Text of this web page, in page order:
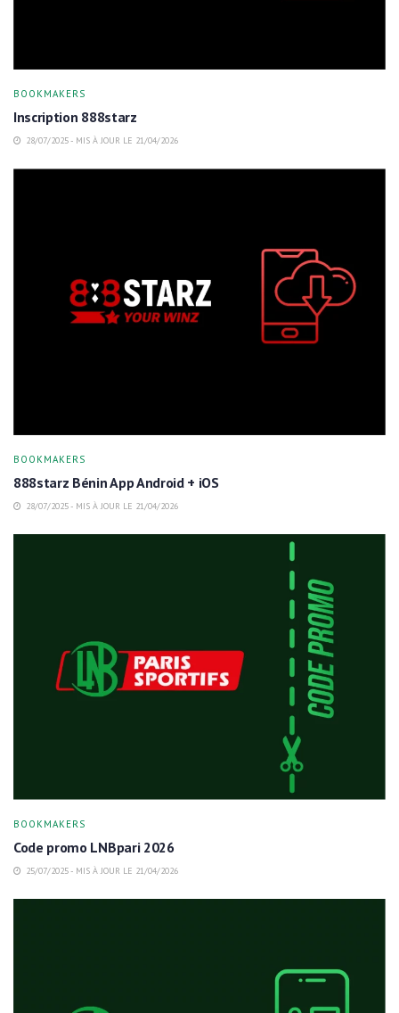
BOOKMAKERS
Inscription 888starz
28/07/2025 - MIS À JOUR LE 21/04/2026
BOOKMAKERS
888starz Bénin App Android + iOS
28/07/2025 - MIS À JOUR LE 21/04/2026
BOOKMAKERS
Code promo LNBpari 2026
25/07/2025 - MIS À JOUR LE 21/04/2026